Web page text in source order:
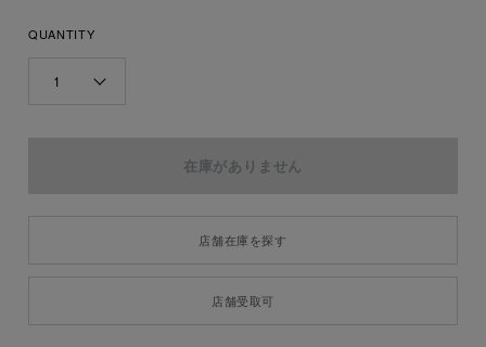
QUANTITY
1
店舗在庫を探す
店舗受取可